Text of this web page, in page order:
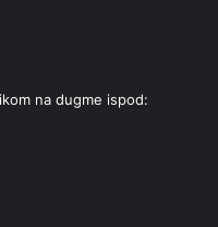
na dugme ispod: